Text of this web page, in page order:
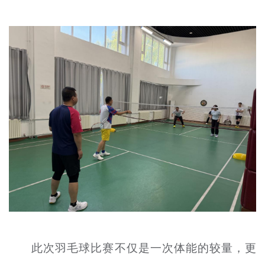
此次羽毛球比赛不仅是一次体能的较量，更